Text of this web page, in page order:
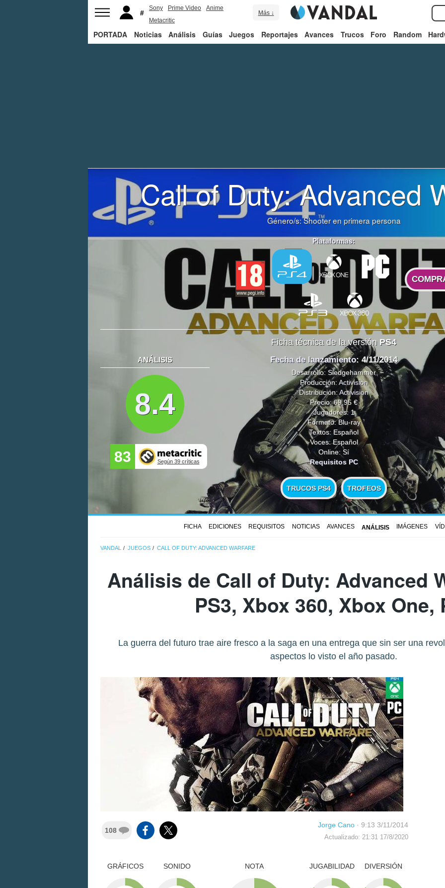
Sony Prime Video
Anime
Metacritic
Más ↓
PORTADA Noticias Análisis Guías Juegos Reportajes Avances Trucos Foro Random
Call of Duty: Advanced
Género/s:Shooter en primera persona
Plataformas:
Ficha técnica de la versión PS4
ANÁLISIS
8.4
83 Según 39 críticas
Fecha de lanzamiento: 4/11/2014
Desarrollo: Sledgehammer
Producción: Activision
Distribución: Activision
Precio: 69,95 €
Jugadores: 1
Formato: Blu-ray
Textos: Español
Voces: Español
Online: Sí
Requisitos PC
TRUCOS PS4 TROFEOS
FICHA EDICIONES REQUISITOS NOTICIAS AVANCES ANÁLISIS IMÁGENES
VANDAL JUEGOS CALL OF DUTY: ADVANCED WARFARE
Análisis de Call of Duty: Advanced
PS3, Xbox 360, Xbox One,
La guerra del futuro trae aire fresco a la saga en una entrega que sin ser una
aspectos lo visto el año pasado.
108
Jorge Cano · 9:13 3/11/2014
Actualizado: 21:31 17/8/2020
GRÁFICOS SONIDO NOTA DIVERSIÓN
JUGABILIDAD